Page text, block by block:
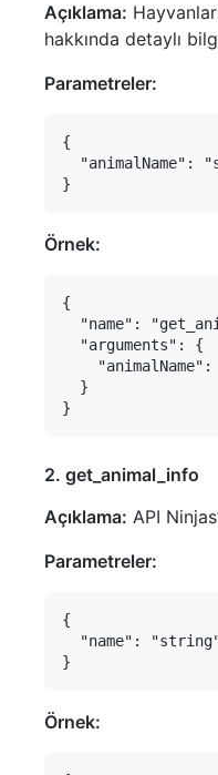
Açıklama:
hakkında detaylı
Parametreler:
{
"animalName":
Örnek:
{
"name":
  "arguments": {
"animalName":
  }
2. get_animal_info
Açıklama: API
Parametreler:
{
"name":
Örnek: